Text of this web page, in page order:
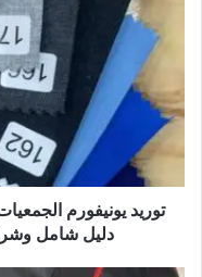
توريد يونيفورم
دليل شامل وشركاء